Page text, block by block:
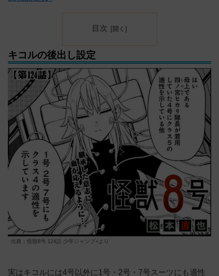
目次
キコルの後出し設定
出典：怪獣8号 124話 少年ジャンプ+より
実はキコルには4号以外に1号・2号・7号スーツにも適性